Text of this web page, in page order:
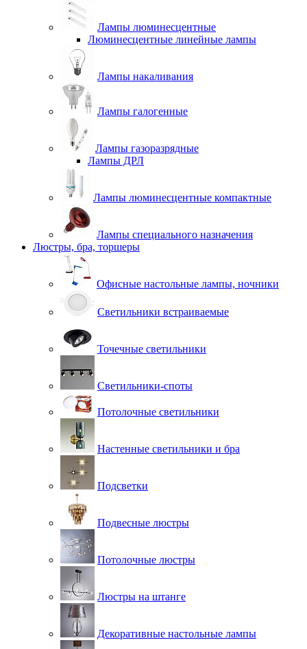
Лампы люминесцентные
Люминесцентные линейные лампы
Лампы накаливания
Лампы галогенные
Лампы газоразрядные
Лампы ДРЛ
Лампы люминесцентные компактные
Лампы специального назначения
Люстры, бра, торшеры
Офисные настольные лампы, ночники
Светильники встраиваемые
Точечные светильники
Светильники-споты
Потолочные светильники
Настенные светильники и бра
Подсветки
Подвесные люстры
Потолочные люстры
Люстры на штанге
Декоративные настольные лампы